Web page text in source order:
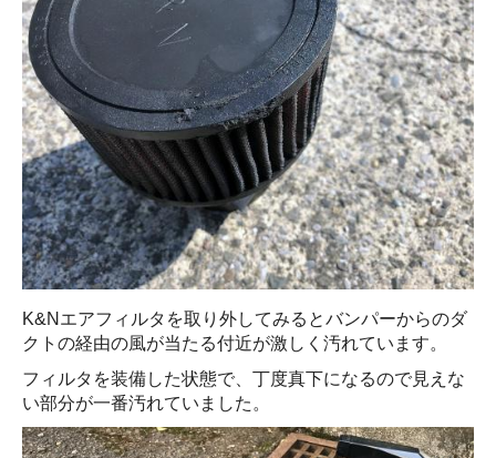
K&Nエアフィルタを取り外してみるとバンパーからのダ
クトの経由の風が当たる付近が激しく汚れています。
フィルタを装備した状態で、丁度真下になるので見えな
い部分が一番汚れていました。